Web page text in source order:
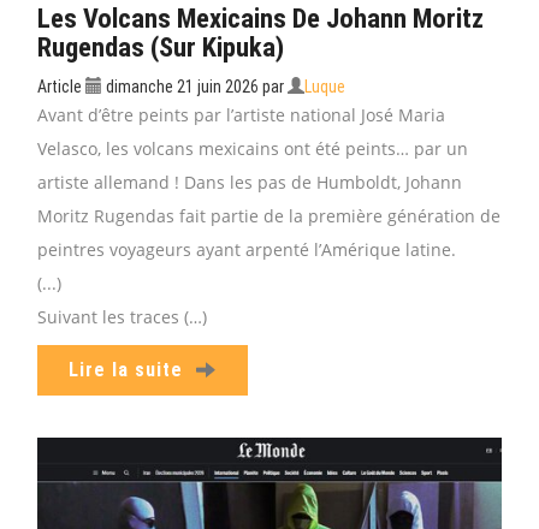
Les Volcans Mexicains De Johann Moritz
Rugendas (sur Kipuka)
Article dimanche 21 juin 2026 par Luque
Avant d’être peints par l’artiste national José Maria
Velasco, les volcans mexicains ont été peints… par un
artiste allemand ! Dans les pas de Humboldt, Johann
Moritz Rugendas fait partie de la première génération de
peintres voyageurs ayant arpenté l’Amérique latine.
(...)
Suivant les traces (…)
Lire la suite